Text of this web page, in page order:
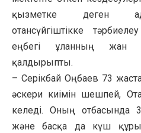
қызметке деген
отансүйгіштікке
еңбегі ұланның жан
қалдырыпты.
– Серікбай Оңбаев 73
әскери киімін шешпей,
келеді. Оның отбасында
және басқа да күш